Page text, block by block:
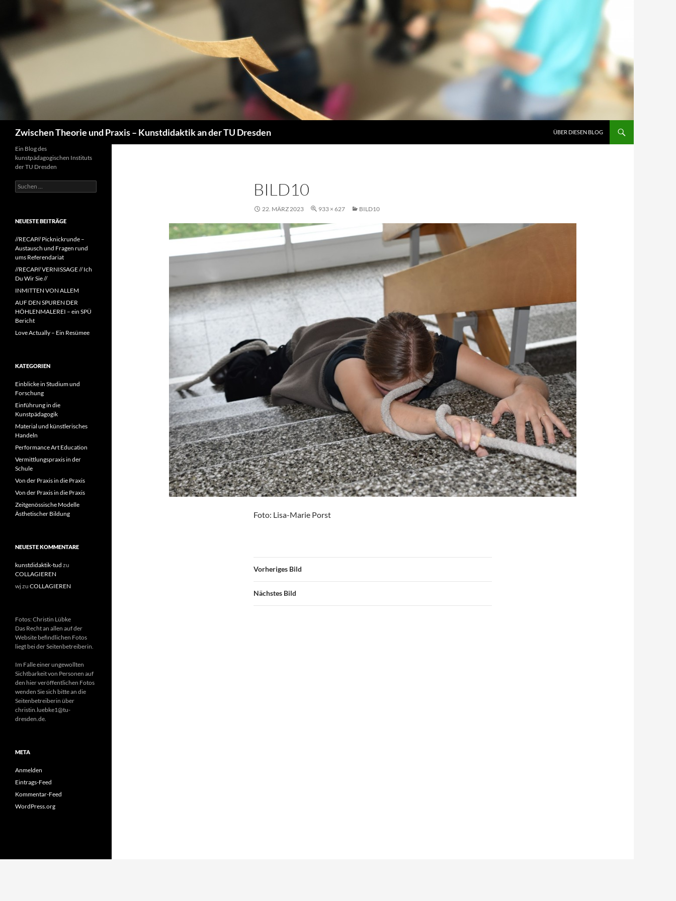
springen
Zwischen Theorie und Praxis – Kunstdidaktik an der TU Dresden ÜBER DIESEN BLOG
BILD10
22. MÄRZ 2023 933 × 627 BILD10
Foto: Lisa-Marie Porst
Vorheriges Bild
Nächstes Bild
Ein Blog des
kunstpädagogischen Instituts
der TU Dresden
Suchen
nach:
NEUESTE BEITRÄGE
//RECAP// Picknickrunde –
Austausch und Fragen rund
ums Referendariat
//RECAP// VERNISSAGE // Ich
Du Wir Sie //
INMITTEN VON ALLEM
AUF DEN SPUREN DER
HÖHLENMALEREI – ein SPÜ
Bericht
Love Actually – Ein Resümee
KATEGORIEN
Einblicke in Studium und
Forschung
Einführung in die
Kunstpädagogik
Material und künstlerisches
Handeln
Performance Art Education
Vermittlungspraxis in der
Schule
Von der Praxis in die Praxis
Von der Praxis in die Praxis
Zeitgenössische Modelle
Ästhetischer Bildung
NEUESTE KOMMENTARE
kunstdidaktik-tud zu
COLLAGIEREN
wjzu COLLAGIEREN
Fotos: Christin Lübke
Das Recht an allen auf der
Website befindlichen Fotos
liegt bei der Seitenbetreiberin.
Im Falle einer ungewollten
Sichtbarkeit von Personen auf
den hier veröffentlichen Fotos
wenden Sie sich bitte an die
Seitenbetreiberin über
christin.luebke1@tu-
dresden.de.
META
Anmelden
Eintrags-Feed
Kommentar-Feed
WordPress.org